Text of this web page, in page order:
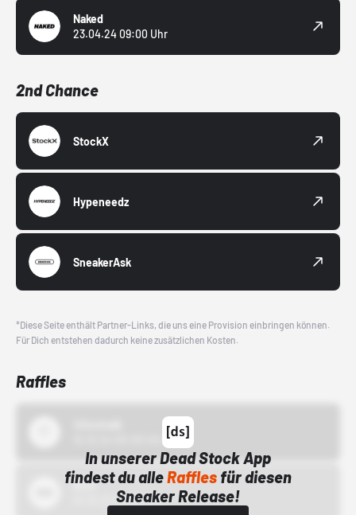
Naked
23.04.24 09:00 Uhr
2nd Chance
StockX
Hypeneedz
SneakerAsk
*Diese Seite enthält Partner-Links, die uns eine Provision einbringen können.
Für Dich entstehen dadurch keine zusätzlichen Kosten.
Raffles
In unserer Dead Stock App
findest du alleRafflesfür diesen
Sneaker Release!
Bstn
01.10.22 00:00 Uhr